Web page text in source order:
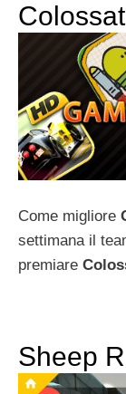
Come migliore
settimana il
premiare
Sheep